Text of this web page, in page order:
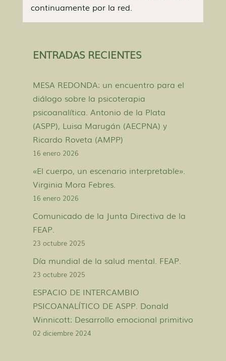
continuamente por la red.
ENTRADAS RECIENTES
MESA REDONDA: un encuentro para el
diálogo sobre la psicoterapia
psicoanalítica. Antonio de la Plata
(ASPP), Luisa Marugán (AECPNA) y
Ricardo Roveta (AMPP)
16 enero 2026
«El cuerpo, un escenario interpretable».
Virginia Mora Febres.
16 enero 2026
Comunicado de la Junta Directiva de la
FEAP.
23 octubre 2025
Día mundial de la salud mental. FEAP.
23 octubre 2025
ESPACIO DE INTERCAMBIO
PSICOANALÍTICO DE ASPP. Donald
Winnicott: Desarrollo emocional primitivo
02 diciembre 2024